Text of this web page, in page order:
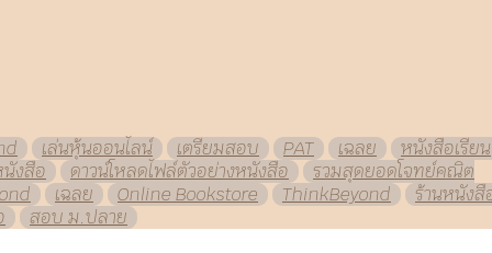
เล่นหุ้นออนไลน์ เตรียมสอบ PAT เฉลย
หนังสือเรียน
นังสือ
ดาวน์โหลดไฟล์ตัวอย่างหนังสือ
รวมสุดยอดโจทย์คณิต
เฉลย Online Bookstore ThinkBeyond
ร้านหนังสื
สอบ ม.ปลาย